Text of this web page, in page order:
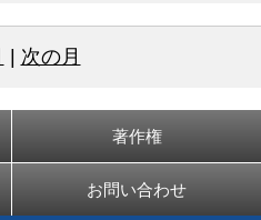
次の月
著作権
お問い合わせ